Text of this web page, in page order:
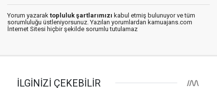
Yorum yazarak topluluk şartlarımızı kabul etmiş bulunuyor ve tüm
sorumluluğu üstleniyorsunuz. Yazılan yorumlardan kamuajans.com
İnternet Sitesi hiçbir şekilde sorumlu tutulamaz